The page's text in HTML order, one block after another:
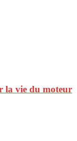
la vie du moteur